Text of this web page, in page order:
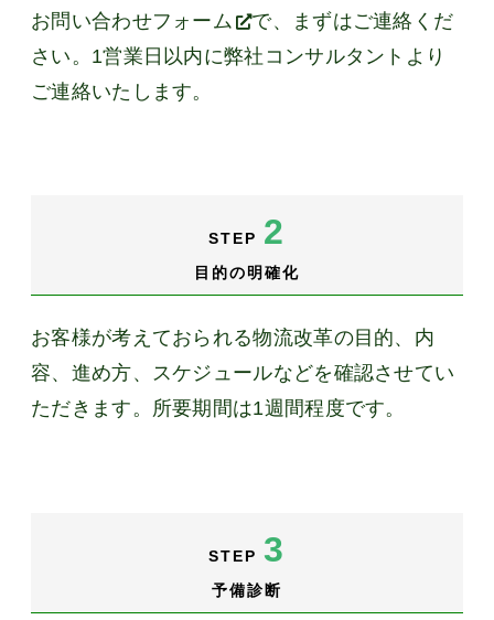
お問い合わせフォーム
で、まずはご連絡くだ
さい。1営業日以内に弊社コンサルタントより
ご連絡いたします。
STEP 2
目的の明確化
お客様が考えておられる物流改革の目的、内
容、進め方、スケジュールなどを確認させてい
ただきます。所要期間は1週間程度です。
STEP 3
予備診断